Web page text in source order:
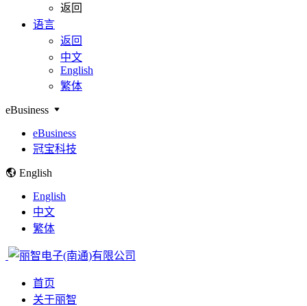
返回
语言
返回
中文
English
繁体
eBusiness
eBusiness
冠宝科技
English
English
中文
繁体
首页
关于丽智